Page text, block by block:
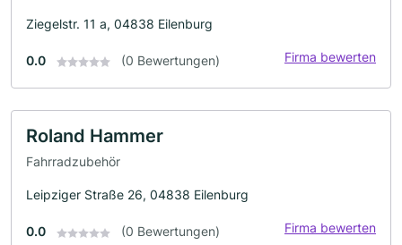
Ziegelstr. 11 a, 04838 Eilenburg
0.0 (0 Bewertungen) Firma bewerten
Roland Hammer
Fahrradzubehör
Leipziger Straße 26, 04838 Eilenburg
0.0 (0 Bewertungen) Firma bewerten